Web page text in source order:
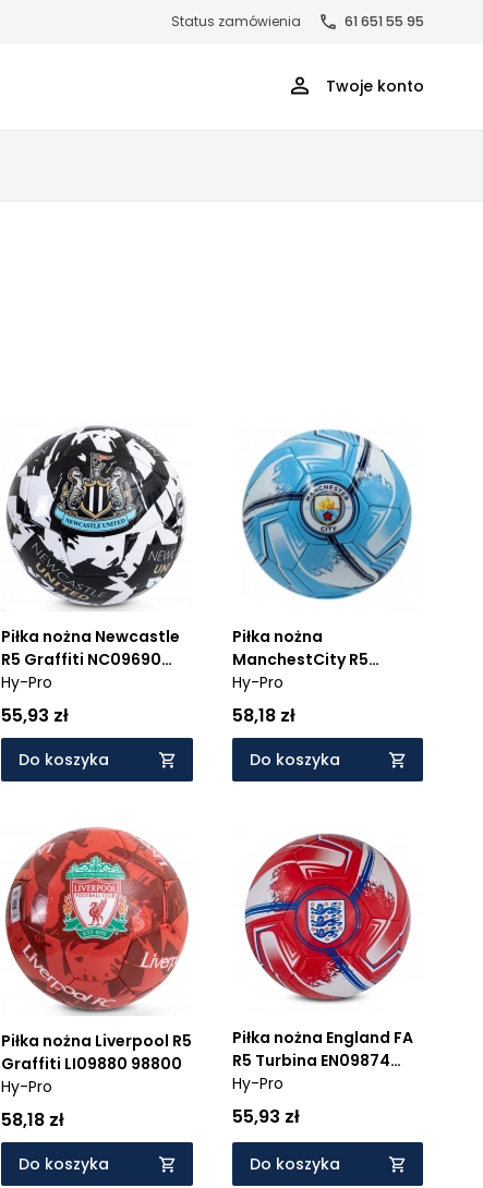
Status zamówienia 61 651 55 95
Twoje konto
Piłka nożna Newcastle
R5 Graffiti NC09690
96905
Hy-Pro
55,93 zł
Do koszyka
Piłka nożna
ManchestCity R5
Turbina MC09868
98688
Hy-Pro
58,18 zł
Do koszyka
Piłka nożna Liverpool R5
Graffiti LI09880 98800
Hy-Pro
58,18 zł
Do koszyka
Piłka nożna England FA
R5 Turbina EN09874
98749
Hy-Pro
55,93 zł
Do koszyka